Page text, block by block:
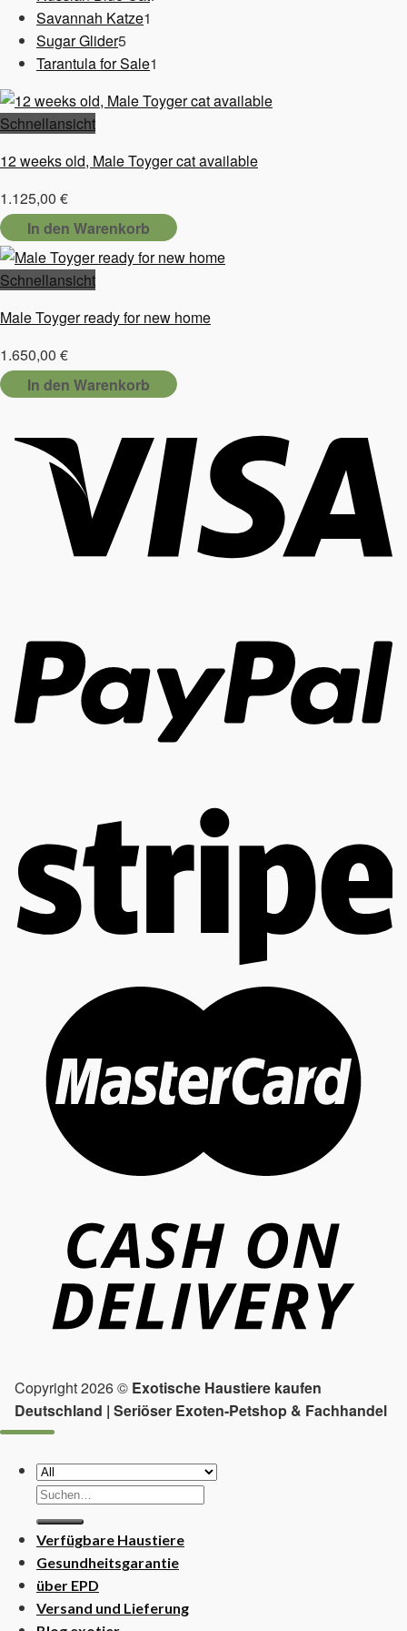
Savannah Katze1
Sugar Glider55
Produkte
Tarantula for Sale1
Schnellansicht
12 weeks old, Male Toyger cat available
1.125,00 €
In den Warenkorb
Schnellansicht
Male Toyger ready for new home
1.650,00 €
In den Warenkorb
Copyright 2026 © Exotische Haustiere kaufen
Deutschland | Seriöser Exoten-Petshop & Fachhandel
Suchen
nach:
Verfügbare Haustiere
Gesundheitsgarantie
über EPD
Versand und Lieferung